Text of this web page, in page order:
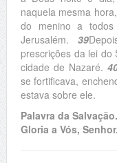
naquela mesma
do menino a
Jerusalém. 39
prescrições da lei do
cidade de Nazaré.
se fortificava,
estava sobre ele.
Palavra da Salvação.
Gloria a Vós, Senhor.